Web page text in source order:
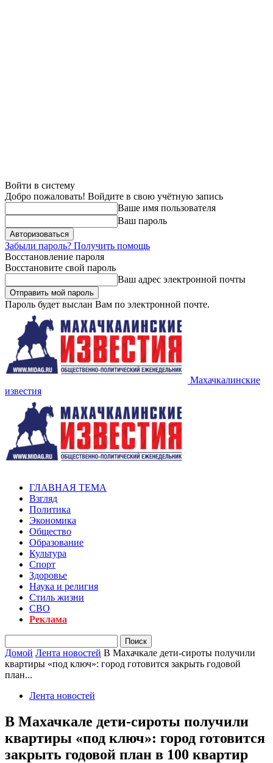
Войти в систему
Добро пожаловать! Войдите в свою учётную запись
Ваше имя пользователя
Ваш пароль
Забыли пароль? Получить помощь
Восстановление пароля
Восстановите свой пароль
Ваш адрес электронной почты
Пароль будет выслан Вам по электронной почте.
Махачкалинские
известия
ГЛАВНАЯ ТЕМА
Взгляд
Политика
Экономика
Общество
Образование
Культура
Спорт
Здоровье
Наука и религия
Стиль жизни
СВО
Реклама
Домой Лента новостей В Махачкале дети-сироты получили
квартиры «под ключ»: город готовится закрыть годовой
план...
Лента новостей
В Махачкале дети-сироты получили
квартиры «под ключ»: город готовится
закрыть годовой план в 100 квартир